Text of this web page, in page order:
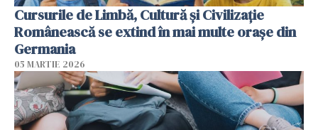
Cursurile de Limbă, Cultură și Civilizație
Românească se extind în mai multe orașe din
Germania
05 MARTIE 2026